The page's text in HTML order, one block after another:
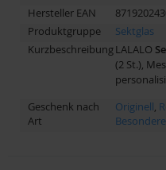
Hersteller EAN
Produktgruppe
Sektglas
KurzbeschreibungLALALO
(2 St.),
Geschenk nach
Art
Originell,
Besondere